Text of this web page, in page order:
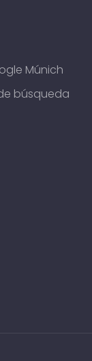
Múnich
búsqueda